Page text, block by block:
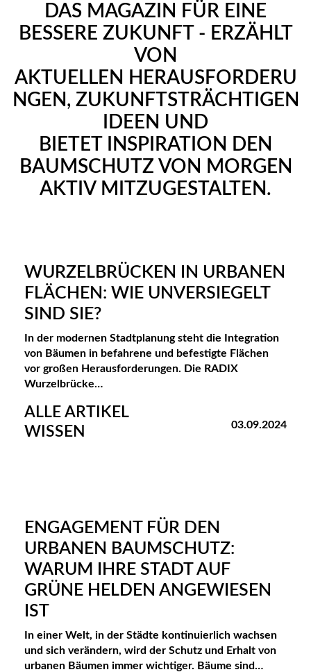
T
M
E
S
M
A
A
G
E
M
S
T
A
D
T
M
DAS MAGAZIN FÜR EINE
BESSERE ZUKUNFT - ERZÄHLT
VON
AKTUELLEN HERAUSFORDERU
NGEN, ZUKUNFTSTRÄCHTIGEN
IDEEN UND
BIETET INSPIRATION DEN
BAUMSCHUTZ VON MORGEN
AKTIV MITZUGESTALTEN.
WURZELBRÜCKEN IN URBANEN
FLÄCHEN: WIE UNVERSIEGELT
SIND SIE?
In der modernen Stadtplanung steht die Integration
von Bäumen in befahrene und befestigte Flächen
vor großen Herausforderungen. Die RADIX
Wurzelbrücke…
ALLE ARTIKEL
WISSEN
03.09.2024
ENGAGEMENT FÜR DEN
URBANEN BAUMSCHUTZ:
WARUM IHRE STADT AUF
GRÜNE HELDEN ANGEWIESEN
IST
In einer Welt, in der Städte kontinuierlich wachsen
und sich verändern, wird der Schutz und Erhalt von
urbanen Bäumen immer wichtiger. Bäume sind…